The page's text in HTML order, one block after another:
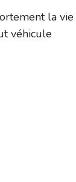
la vie
véhicule